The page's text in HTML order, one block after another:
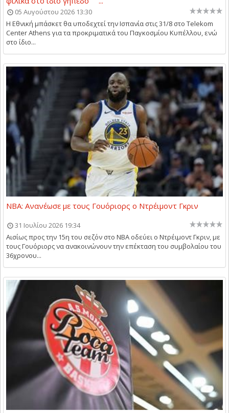
05 Αυγούστου 2026 13:30
Η Εθνική μπάσκετ θα υποδεχτεί την Ισπανία στις 31/8 στο Telekom
Center Athens για τα προκριματικά του Παγκοσμίου Κυπέλλου, ενώ
στο ίδιο...
NBA: Ανανέωσε με τους Γουόριορς ο Ντρέιμοντ Γκριν
31 Ιουλίου 2026 19:34
Αισίως προς την 15η του σεζόν στο NBA οδεύει ο Ντρέιμοντ Γκριν, με
τους Γουόριορς να ανακοινώνουν την επέκταση του συμβολαίου του
36χρονου...